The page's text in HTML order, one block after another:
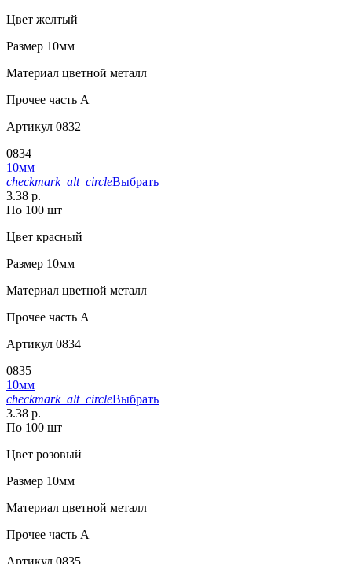
Цвет желтый
Размер 10мм
Материал цветной металл
Прочее часть A
Артикул 0832
0834
10мм
checkmark_alt_circleВыбрать
3.38 р.
По 100 шт
Цвет красный
Размер 10мм
Материал цветной металл
Прочее часть A
Артикул 0834
0835
10мм
checkmark_alt_circleВыбрать
3.38 р.
По 100 шт
Цвет розовый
Размер 10мм
Материал цветной металл
Прочее часть A
Артикул 0835